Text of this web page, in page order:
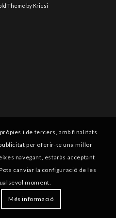
Theme by Kriesi
i de tercers, amb finalitats
per oferir-te una millor
navegant, estaràs acceptant
canviar la configuració de les
moment.
Més informació